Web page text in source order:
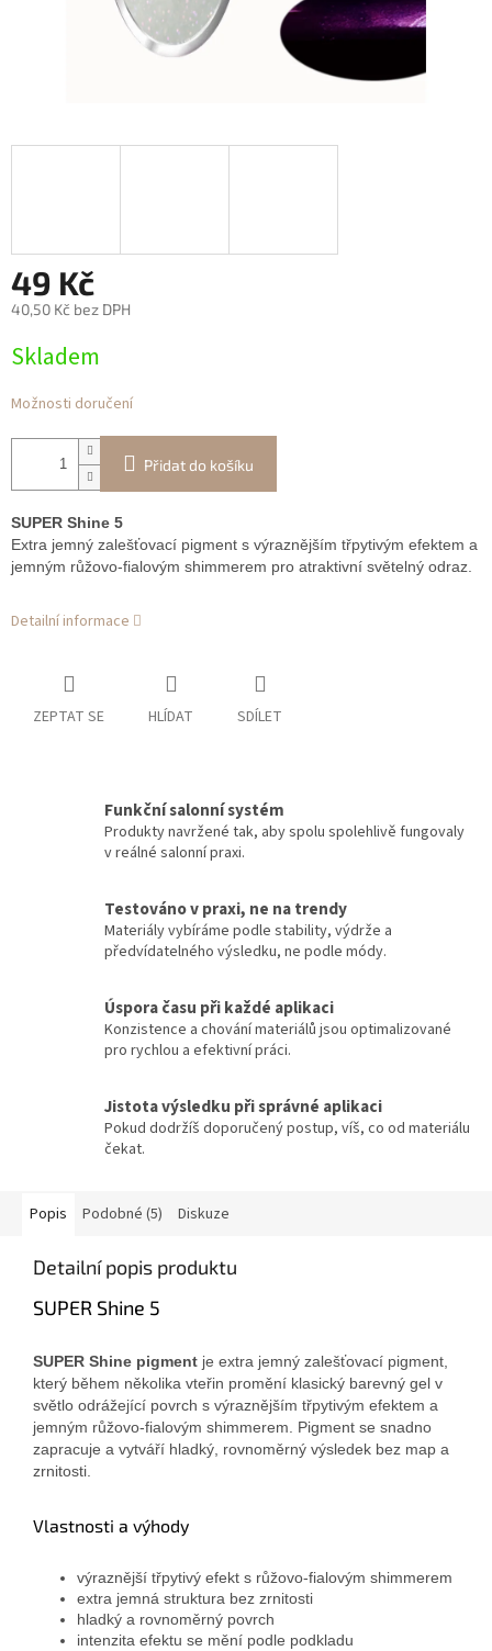
49 Kč
40,50 Kč bez DPH
cena:
Skladem
Možnosti doručení
Přidat do košíku
SUPER Shine 5
Extra jemný zalešťovací pigment s výraznějším třpytivým efektem a
jemným růžovo-fialovým shimmerem pro atraktivní světelný odraz.
Detailní informace
ZEPTAT SE HLÍDAT SDÍLET
Funkční salonní systém
Produkty navržené tak, aby spolu spolehlivě fungovaly
v reálné salonní praxi.
Testováno v praxi, ne na trendy
Materiály vybíráme podle stability, výdrže a
předvídatelného výsledku, ne podle módy.
Úspora času při každé aplikaci
Konzistence a chování materiálů jsou optimalizované
pro rychlou a efektivní práci.
Jistota výsledku při správné aplikaci
Pokud dodržíš doporučený postup, víš, co od materiálu
čekat.
Popis Podobné (5) Diskuze
Detailní popis produktu
SUPER Shine 5
SUPER Shine pigment je extra jemný zalešťovací pigment,
který během několika vteřin promění klasický barevný gel v
světlo odrážející povrch s výraznějším třpytivým efektem a
jemným růžovo-fialovým shimmerem. Pigment se snadno
zapracuje a vytváří hladký, rovnoměrný výsledek bez map a
zrnitosti.
Vlastnosti a výhody
výraznější třpytivý efekt s růžovo-fialovým shimmerem
extra jemná struktura bez zrnitosti
hladký a rovnoměrný povrch
intenzita efektu se mění podle podkladu